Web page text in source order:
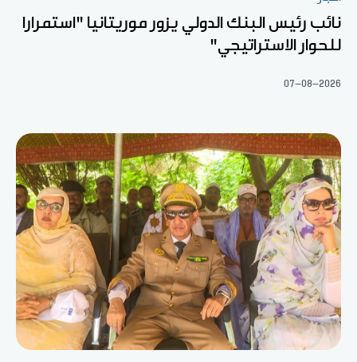
نائب رئيس البنك الدولي يزور موريتانيا "استمرارا
للحوار الاستراتيجي"
07-08-2026